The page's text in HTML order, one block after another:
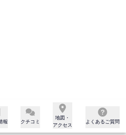
報 クチコミ
地図・
アクセス
よくあるご質問